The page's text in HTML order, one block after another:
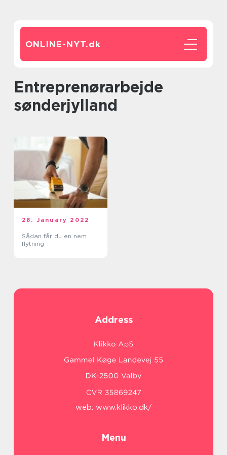
ONLINE-NYT.dk
Entreprenørarbejde
sønderjylland
28. January 2022
Sådan får du en nem
flytning
Address
web: www.klikko.dk/
Menu